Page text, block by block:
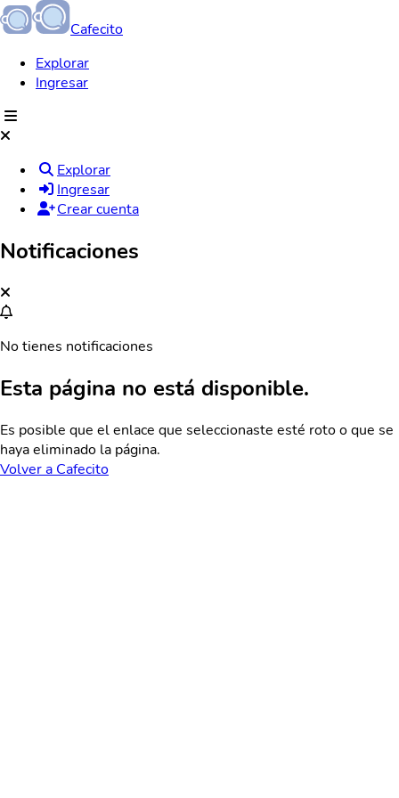
Cafecito
Explorar
Ingresar
Explorar
Ingresar
Crear cuenta
Notificaciones
No tienes notificaciones
Esta página no está disponible.
Es posible que el enlace que seleccionaste esté roto o que se
haya eliminado la página.
Volver a Cafecito